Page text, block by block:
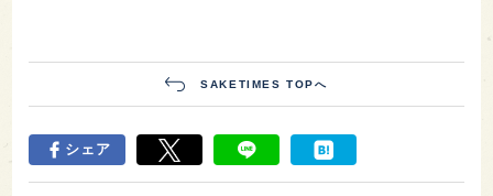
SAKETIMES TOPへ
シェア